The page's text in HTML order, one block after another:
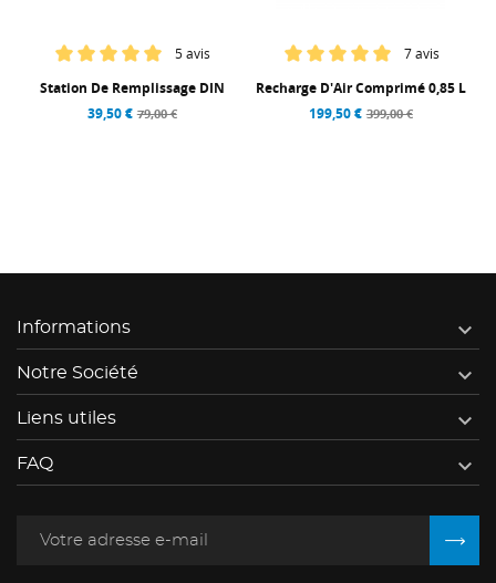
5 avis
Station De Remplissage DIN
39,50 € 79,00 €
7 avis
Recharge D'Air Comprimé 0,85 L
199,50 € 399,00 €
Informations 
Notre Société 
Liens utiles 
FAQ 